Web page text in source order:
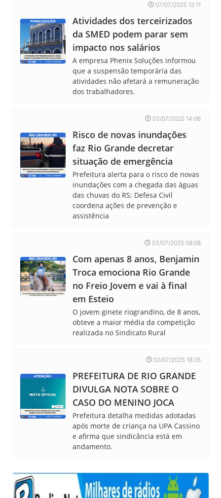
07/07/2025 12:11
Atividades dos terceirizados
da SMED podem parar sem
impacto nos salários
A empresa Phenix Soluções informou
que a suspensão temporária das
atividades não afetará a remuneração
dos trabalhadores.
03/07/2025 14:06
Risco de novas inundações
faz Rio Grande decretar
situação de emergência
Prefeitura alerta para o risco de novas
inundações com a chegada das águas
das chuvas do RS; Defesa Civil
coordena ações de prevenção e
assistência
03/07/2025 08:08
Com apenas 8 anos, Benjamin
Troca emociona Rio Grande
no Freio Jovem e vai à final
em Esteio
O jovem ginete riograndino, de 8 anos,
obteve a maior média da competição
realizada no Sindicato Rural
02/07/2025 18:05
PREFEITURA DE RIO GRANDE
DIVULGA NOTA SOBRE O
CASO DO MENINO JOCA
Prefeitura detalha medidas adotadas
após morte de criança na UPA Cassino
e afirma que sindicância está em
andamento.